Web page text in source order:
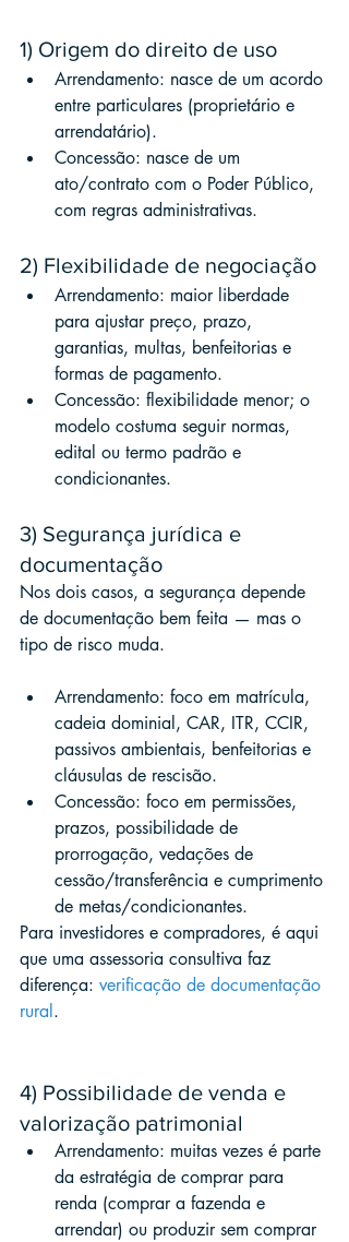
1) Origem do direito de uso
Arrendamento: nasce de um acordo
entre particulares (proprietário e
arrendatário).
Concessão: nasce de um
ato/contrato com o Poder Público,
com regras administrativas.
2) Flexibilidade de negociação
Arrendamento: maior liberdade
para ajustar preço, prazo,
garantias, multas, benfeitorias e
formas de pagamento.
Concessão: flexibilidade menor; o
modelo costuma seguir normas,
edital ou termo padrão e
condicionantes.
3) Segurança jurídica e
documentação
Nos dois casos, a segurança depende
de documentação bem feita — mas o
tipo de risco muda.
Arrendamento: foco em matrícula,
cadeia dominial, CAR, ITR, CCIR,
passivos ambientais, benfeitorias e
cláusulas de rescisão.
Concessão: foco em permissões,
prazos, possibilidade de
prorrogação, vedações de
cessão/transferência e cumprimento
de metas/condicionantes.
Para investidores e compradores, é aqui
que uma assessoria consultiva faz
diferença: verificação de documentação
rural .
4) Possibilidade de venda e
valorização patrimonial
Arrendamento: muitas vezes é parte
da estratégia de comprar para
renda (comprar a fazenda e
arrendar) ou produzir sem comprar